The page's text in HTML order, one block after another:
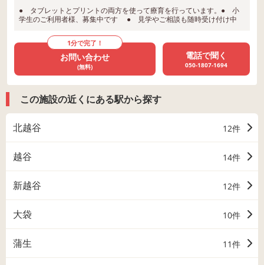
● タブレットとプリントの両方を使って療育を行っています。● 小
学生のご利用者様、募集中です ● 見学やご相談も随時受け付け中
1分で完了！
お問い合わせ
(無料)
電話で聞く
050-1807-1694
この施設の近くにある駅から探す
北越谷 12件
越谷 14件
新越谷 12件
大袋 10件
蒲生 11件